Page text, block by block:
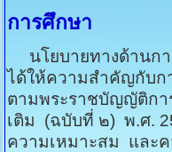
การศึกษา
นโยบายทางด้านกา
ได้ให้ความสำคัญกับ
ตามพระราชบัญญัติกา
เติม (ฉบับที่ ๒) พ.ศ.
ความเหมาะสม และ